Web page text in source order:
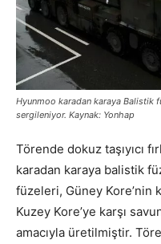
Hyunmoo karadan karaya Balistik
sergileniyor. Kaynak: Yonhap
Törende dokuz taşıyıcı
karadan karaya balistik
füzeleri, Güney
Kuzey Kore’ye karşı
amacıyla üretilmiştir.